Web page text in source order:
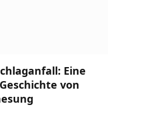
Eine
von